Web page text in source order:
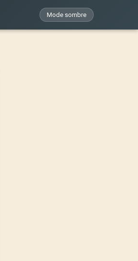
Mode sombre